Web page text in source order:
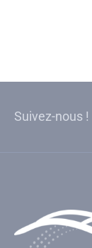
Suivez-nous !